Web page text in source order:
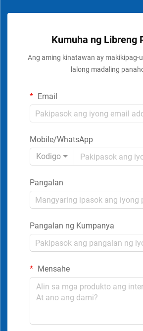
Kumuha ng Libreng
Ang aming kinatawan ay makikipag-
lalong madaling
Email
Mobile/WhatsApp
Kodigo
Pangalan
Pangalan ng Kumpanya
Mensahe